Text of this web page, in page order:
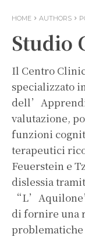
HOME AUTHORS
Studio
Il Centro
specializzato
valutazione,
funzioni
terapeutici
Feuerstein e
dislessia
di fornire una